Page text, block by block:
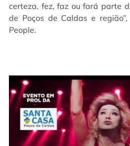
certeza, fez, faz ou fará parte
de Poços de Caldas e
People.